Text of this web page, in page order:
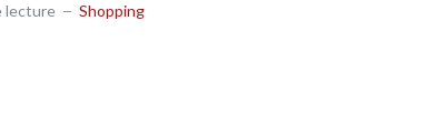
lecture Shopping